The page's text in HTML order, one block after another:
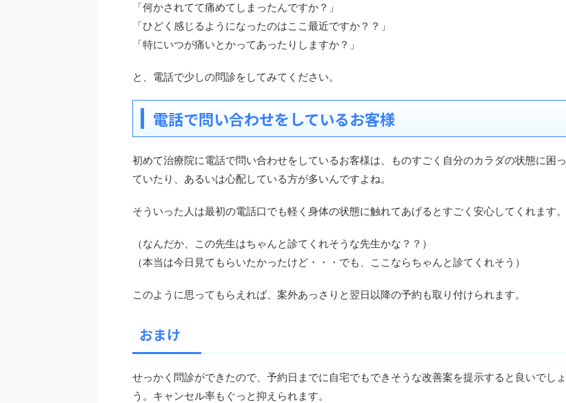
「何かされてて痛めてしまったんですか？」
「ひどく感じるようになったのはここ最近ですか？？」
「特にいつが痛いとかってあったりしますか？」
と、電話で少しの問診をしてみてください。
電話で問い合わせをしているお客様
初めて治療院に電話で問い合わせをしているお客様は、ものすごく自分のカラダの状態に困っ
ていたり、あるいは心配している方が多いんですよね。
そういった人は最初の電話口でも軽く身体の状態に触れてあげるとすごく安心してくれます。
（なんだか、この先生はちゃんと診てくれそうな先生かな？？）
（本当は今日見てもらいたかったけど・・・でも、ここならちゃんと診てくれそう）
このように思ってもらえれば、案外あっさりと翌日以降の予約も取り付けられます。
おまけ
せっかく問診ができたので、予約日までに自宅でもできそうな改善案を提示すると良いでしょ
う。キャンセル率もぐっと抑えられます。